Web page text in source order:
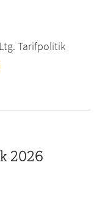
Tarifpolitik
2026